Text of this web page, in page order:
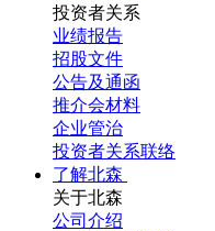
投资者关系
业绩报告
招股文件
公告及通函
推介会材料
企业管治
投资者关系联络
了解北森
关于北森
公司介绍